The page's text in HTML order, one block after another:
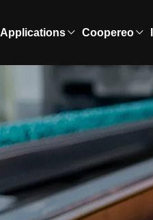
Applications Coopereo